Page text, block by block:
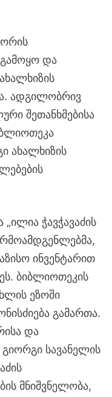
გამოყო და
ადგილობრივ
შეთანხმებისა
ახალხიზის
ჭავჭავაძის
ინვენტარით
ბიბლიოთეკის
ეზოში
გამართა.
და
სავანელის
მნიშვნელობა,